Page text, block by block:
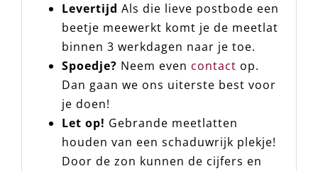
Levertijd Als die lieve postbode een
beetje meewerkt komt je de meetlat
binnen 3 werkdagen naar je toe.
Spoedje? Neem even contact op.
Dan gaan we ons uiterste best voor
je doen!
Let op! Gebrande meetlatten
houden van een schaduwrijk plekje!
Door de zon kunnen de cijfers en